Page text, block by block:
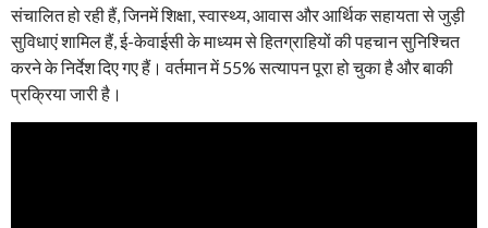
संचालित हो रही हैं, जिनमें शिक्षा, स्वास्थ्य, आवास और आर्थिक सहायता से जुड़ी
सुविधाएं शामिल हैं, ई-केवाईसी के माध्यम से हितग्राहियों की पहचान सुनिश्चित
करने के निर्देश दिए गए हैं। वर्तमान में 55% सत्यापन पूरा हो चुका है और बाकी
प्रक्रिया जारी है।